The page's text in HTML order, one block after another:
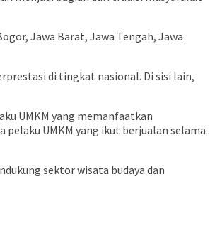
Jawa Barat, Jawa Tengah, Jawa
di tingkat nasional. Di sisi lain,
UMKM yang memanfaatkan
UMKM yang ikut berjualan selama
sektor wisata budaya dan